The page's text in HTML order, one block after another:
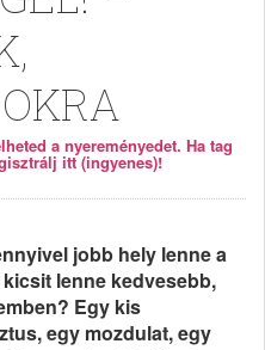
a nyereményedet. Ha tag
itt (ingyenes)!
jobb hely lenne a
lenne kedvesebb,
Egy kis
egy mozdulat, egy